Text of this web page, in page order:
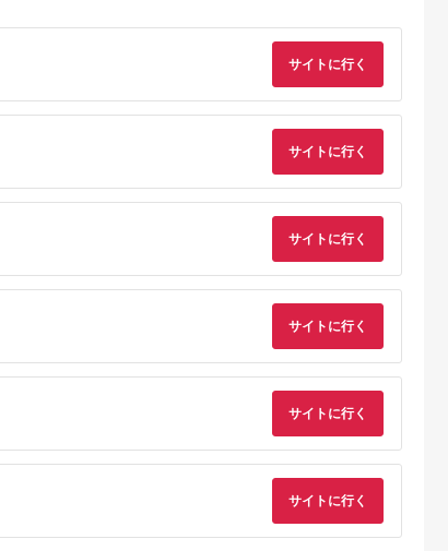
北海道 富良野市
寄付金額:300,000円
出典：auPAYふるさと納
税
長野県 塩尻市
ト券（1000円券×9
ケア リラクゼーショ
ン 施設 宿泊 家族連れ
5.0
寄付金額:34,000円
出典：auPAYふるさと
栃木県 那須町
2時間のホーストレッ
ト 利用券 ペア 体験
乗馬 初心者歓迎〔P-
100〕
寄付金額:154,000
サイトに行く
サイトに行く
サイトに行く
サイトに行く
サイトに行く
サイトに行く